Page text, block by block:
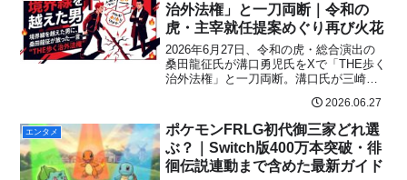
治外法権」と一刀両断｜令和の
虎・主宰就任提案めぐり再び火花
2026年6月27日、令和の虎・総合演出の
桑田龍征氏が溝口勇児氏をXで「THE歩く
治外法権」と一刀両断。溝口氏が三崎優
れるメッセージが拡散し再び火花。対立
の経緯とSNSの反応を速報まとめ。
2026.06.27
エンタメ
ポケモンFRLG初代御三家どれ選
ぶ？｜Switch版400万本突破・徘
徊伝説連動まで含めた最新ガイド